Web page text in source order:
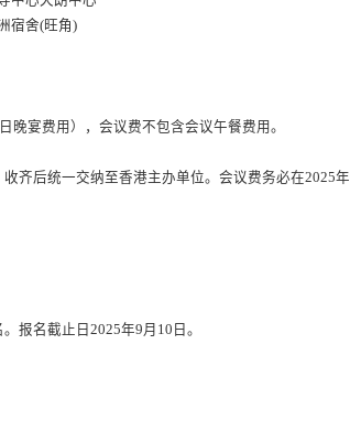
宿舍(旺角)
晚宴费用），会议费不包含会议午餐费用。
齐后统一交纳至香港主办单位。会议费务必在2025年
报名截止日2025年9月10日。